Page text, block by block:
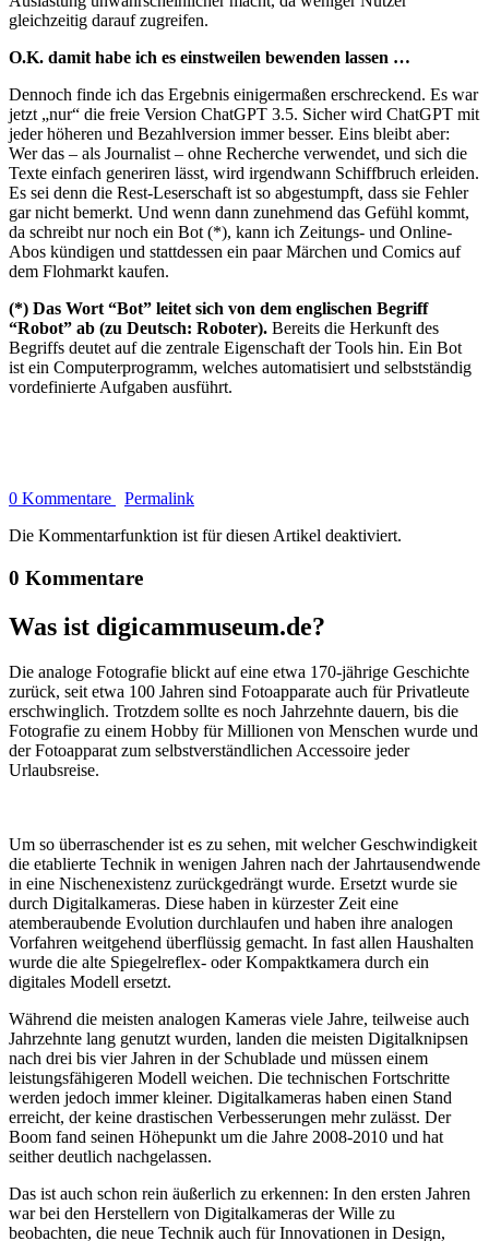
gleichzeitig darauf zugreifen.
O.K. damit habe ich es einstweilen bewenden lassen …
Dennoch finde ich das Ergebnis einigermaßen erschreckend. Es war
jetzt „nur“ die freie Version ChatGPT 3.5. Sicher wird ChatGPT mit
jeder höheren und Bezahlversion immer besser. Eins bleibt aber:
Wer das – als Journalist – ohne Recherche verwendet, und sich die
Texte einfach generiren lässt, wird irgendwann Schiffbruch erleiden.
Es sei denn die Rest-Leserschaft ist so abgestumpft, dass sie Fehler
gar nicht bemerkt. Und wenn dann zunehmend das Gefühl kommt,
da schreibt nur noch ein Bot (*), kann ich Zeitungs- und Online-
Abos kündigen und stattdessen ein paar Märchen und Comics auf
dem Flohmarkt kaufen.
(*) Das Wort “Bot” leitet sich von dem englischen Begriff
“Robot” ab (zu Deutsch: Roboter). Bereits die Herkunft des
Begriffs deutet auf die zentrale Eigenschaft der Tools hin. Ein Bot
ist ein Computerprogramm, welches automatisiert und selbstständig
vordefinierte Aufgaben ausführt.
0 Kommentare
Permalink
Die Kommentarfunktion ist für diesen Artikel deaktiviert.
0 Kommentare
Was ist digicammuseum.de?
Die analoge Fotografie blickt auf eine etwa 170-jährige Geschichte
zurück, seit etwa 100 Jahren sind Fotoapparate auch für Privatleute
erschwinglich. Trotzdem sollte es noch Jahrzehnte dauern, bis die
Fotografie zu einem Hobby für Millionen von Menschen wurde und
der Fotoapparat zum selbstverständlichen Accessoire jeder
Urlaubsreise.
Um so überraschender ist es zu sehen, mit welcher Geschwindigkeit
die etablierte Technik in wenigen Jahren nach der Jahrtausendwende
in eine Nischenexistenz zurückgedrängt wurde. Ersetzt wurde sie
durch Digitalkameras. Diese haben in kürzester Zeit eine
atemberaubende Evolution durchlaufen und haben ihre analogen
Vorfahren weitgehend überflüssig gemacht. In fast allen Haushalten
wurde die alte Spiegelreflex- oder Kompaktkamera durch ein
digitales Modell ersetzt.
Während die meisten analogen Kameras viele Jahre, teilweise auch
Jahrzehnte lang genutzt wurden, landen die meisten Digitalknipsen
nach drei bis vier Jahren in der Schublade und müssen einem
leistungsfähigeren Modell weichen. Die technischen Fortschritte
werden jedoch immer kleiner. Digitalkameras haben einen Stand
erreicht, der keine drastischen Verbesserungen mehr zulässt. Der
Boom fand seinen Höhepunkt um die Jahre 2008-2010 und hat
seither deutlich nachgelassen.
Das ist auch schon rein äußerlich zu erkennen: In den ersten Jahren
war bei den Herstellern von Digitalkameras der Wille zu
beobachten, die neue Technik auch für Innovationen in Design,